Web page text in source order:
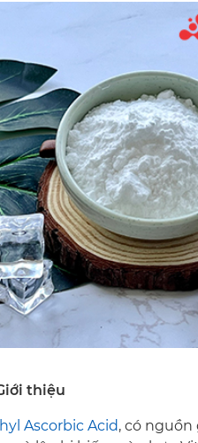
thiệu
Ascorbic Acid, có nguồn